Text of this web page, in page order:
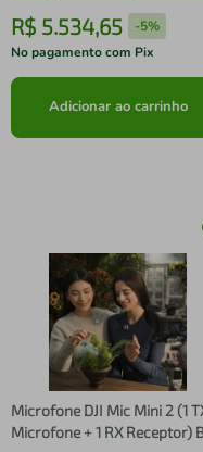
R$ 5.534,65 -5%
No pagamento com Pix
Adicionar ao carrinho
Microfone DJI Mic Mini 2 (1
Microfone + 1 RX Receptor)